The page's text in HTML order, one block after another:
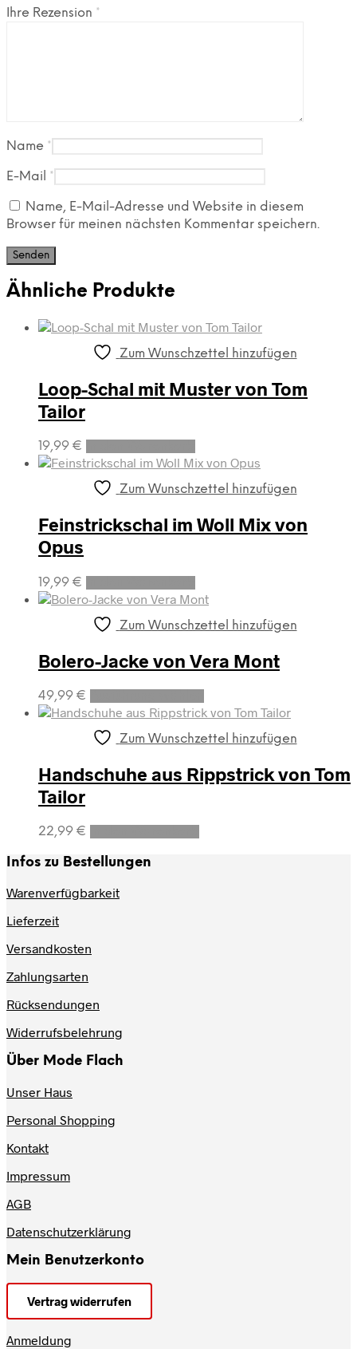
Ihre Rezension *
Name *
E-Mail *
Name, E-Mail-Adresse und Website in diesem
Browser für meinen nächsten Kommentar speichern.
Ähnliche Produkte
Zum Wunschzettel hinzufügen
Loop-Schal mit Muster von Tom
Tailor
19,99 €
Zum Wunschzettel hinzufügen
Feinstrickschal im Woll Mix von
Opus
19,99 €
Zum Wunschzettel hinzufügen
Bolero-Jacke von Vera Mont
49,99 €
Dieses
Produkt
weist
mehrere
auf.
Die
Zum Wunschzettel hinzufügen
Handschuhe aus Rippstrick von Tom
Tailor
22,99 €
Infos zu Bestellungen
Warenverfügbarkeit
Lieferzeit
Versandkosten
Zahlungsarten
Rücksendungen
Widerrufsbelehrung
Über Mode Flach
Unser Haus
Personal Shopping
Kontakt
Impressum
AGB
Datenschutzerklärung
Mein Benutzerkonto
Vertrag widerrufen
Anmeldung